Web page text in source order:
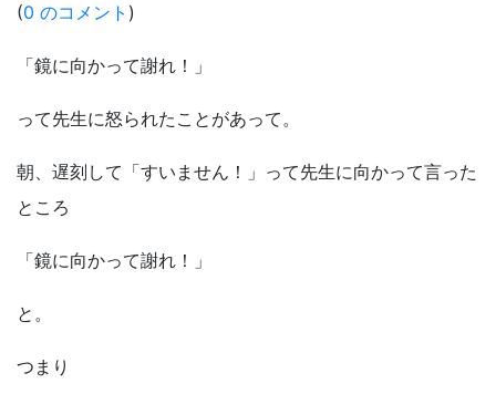
(0 のコメント )
「鏡に向かって謝れ！」
って先生に怒られたことがあって。
朝、遅刻して「すいません！」って先生に向かって言った
ところ
「鏡に向かって謝れ！」
と。
つまり